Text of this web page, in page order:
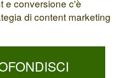
e conversione c'è
di content marketing